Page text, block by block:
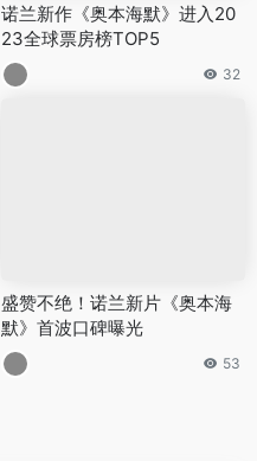
诺兰新作《奥本海默》进入20
23全球票房榜TOP5
32
盛赞不绝！诺兰新片《奥本海
默》首波口碑曝光
53